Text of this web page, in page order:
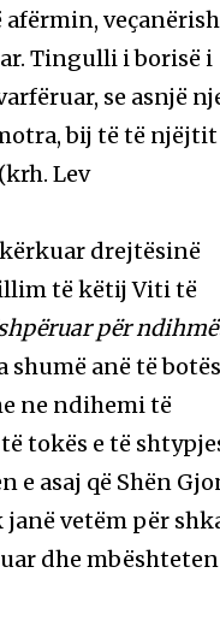
afërmin,
Tingulli i borisë i
se asnjë
bij të të njëjtit
Lev
kërkuar drejtësinë
të këtij Viti të
për
anë të botës
ne ndihemi të
tokës e të
e asaj që Shën
janë vetëm për
dhe mbështeten